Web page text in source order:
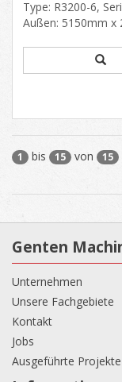
Type: R3200-6,
Außen: 5150mm x
1 bis 15 von 15
Genten
Unternehmen
Unsere Fachgebiete
Kontakt
Jobs
Ausgeführte Projekte